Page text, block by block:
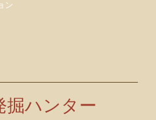
ン
掘ハンター